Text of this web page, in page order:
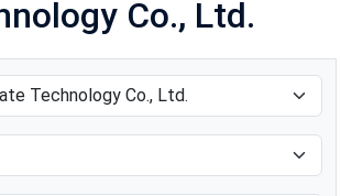
Co., Ltd.